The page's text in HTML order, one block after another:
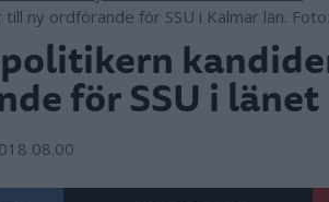
ny ordförande för SSU i Kalmar län.
för SSU i länet
08.00